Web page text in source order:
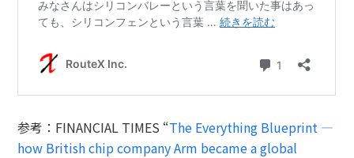
参考：FINANCIAL TIMES “The Everything Blueprint —
how British chip company Arm became a global